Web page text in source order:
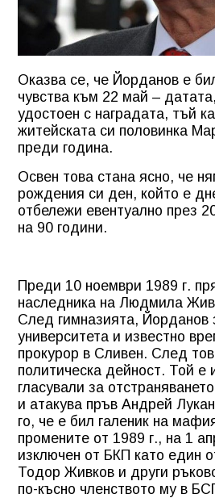
Оказва се, че Йорданов е
чувства към 22 май –
удостоен с наградата, тъй
житейската си половинка
преди година.
Освен това стана ясно, че
рождения си ден, който е
отбележи евентуално през
на 90 години.
Преди 10 ноември 1989 г.
наследника на Людмила
След гимназията, Йорданов
университета и известно
прокурор в Сливен. След
политическа дейност. Той е
гласували за
и атакува пръв Андрей
го, че е бил галеник на
промените от 1989 г., на 1
изключен от БКП като един
Тодор Живков и други
по-късно членството му в